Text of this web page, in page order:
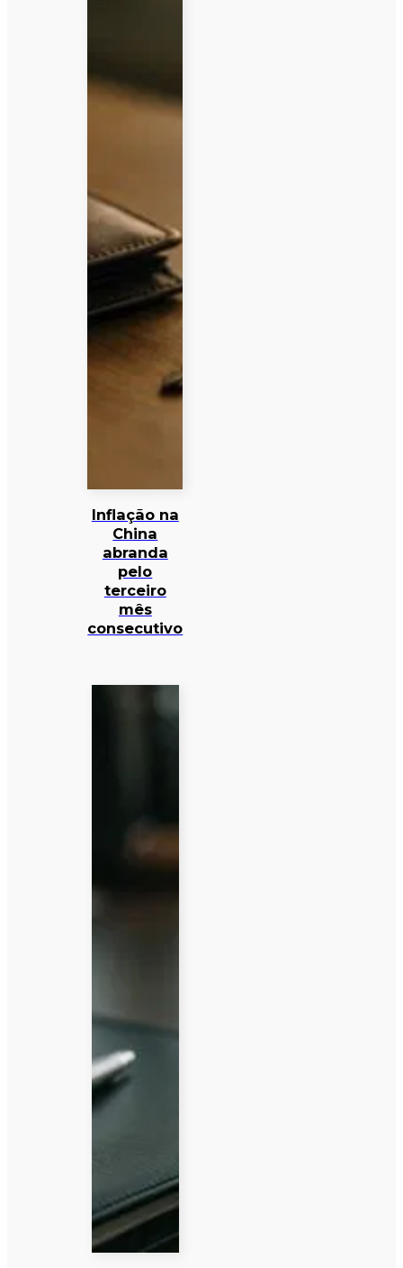
Inflação na
China
abranda
pelo
terceiro
mês
consecutivo